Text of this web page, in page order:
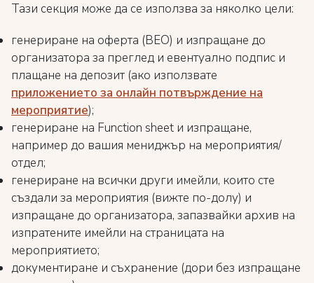
Тази секция може да се използва за няколко цели:
генериране на оферта (BEO) и изпращане до
организатора за преглед и евентуално подпис и
плащане на депозит (ако използвате
приложението за онлайн потвърждение на
мероприятие);
генериране на Function sheet и изпращане,
например до вашия мениджър на мероприятия/
отдел;
генериране на всички други имейли, които сте
създали за мероприятия (вижте по-долу) и
изпращане до организатора, запазвайки архив на
изпратените имейли на страницата на
мероприятието;
документиране и съхранение (дори без изпращане